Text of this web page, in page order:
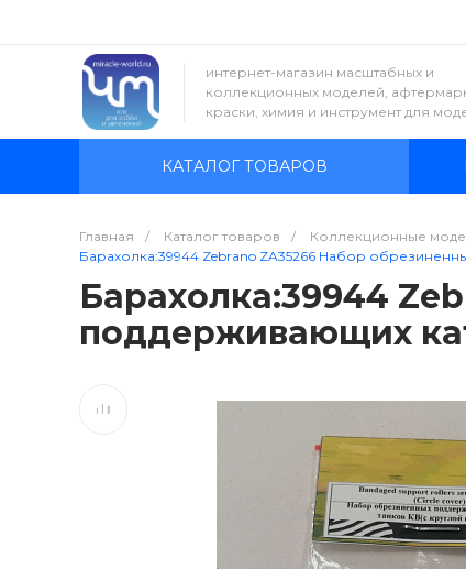
интернет-магазин масштабных и
коллекционных моделей,
краски, химия и инструмент для
КАТАЛОГ ТОВАРОВ
Главная / Каталог товаров / Коллекционные
Барахолка:39944 Zebrano ZA35266 Набор
Барахолка:39944
поддерживающих